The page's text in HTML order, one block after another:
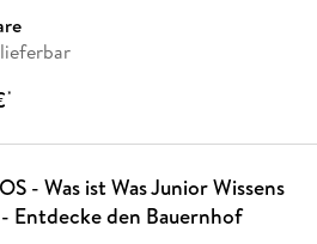
*
- Was ist Was Junior Wissens
- Entdecke den Bauernhof